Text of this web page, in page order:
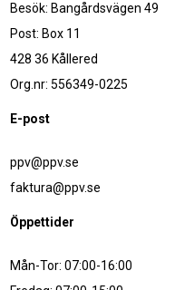
Besök: Bangårdsvägen 49
Post: Box 11
428 36 Kållered
Org.nr: 556349-0225
E-post
ppv@ppv.se
faktura@ppv.se
Öppettider
Mån-Tor: 07:00-16:00